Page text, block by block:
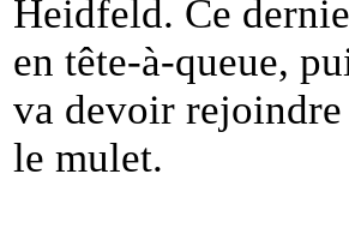
Heidfeld. Ce
en tête-à-queue,
va devoir rejoindre
le mulet.